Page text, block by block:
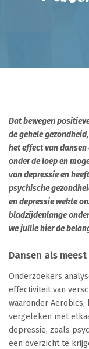
Dat bewegen
de gehele
het effect van dansen
onder de loep en
van depressie en
psychische
en depressie wekte
bladzijdenlange
we jullie hier de
Dansen als
Onderzoekers
effectiviteit van
waaronder Aerobics,
vergeleken met
depressie, zoals
een overzicht te